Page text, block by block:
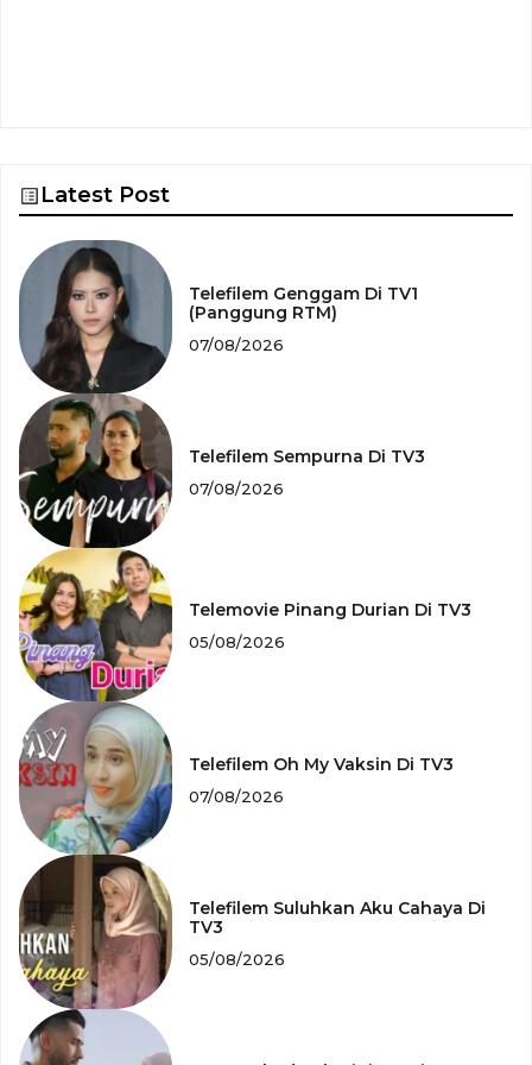
Latest Post
Telefilem Genggam Di TV1
(Panggung RTM)
07/08/2026
Telefilem Sempurna Di TV3
07/08/2026
Telemovie Pinang Durian Di TV3
05/08/2026
Telefilem Oh My Vaksin Di TV3
07/08/2026
Telefilem Suluhkan Aku Cahaya Di
TV3
05/08/2026